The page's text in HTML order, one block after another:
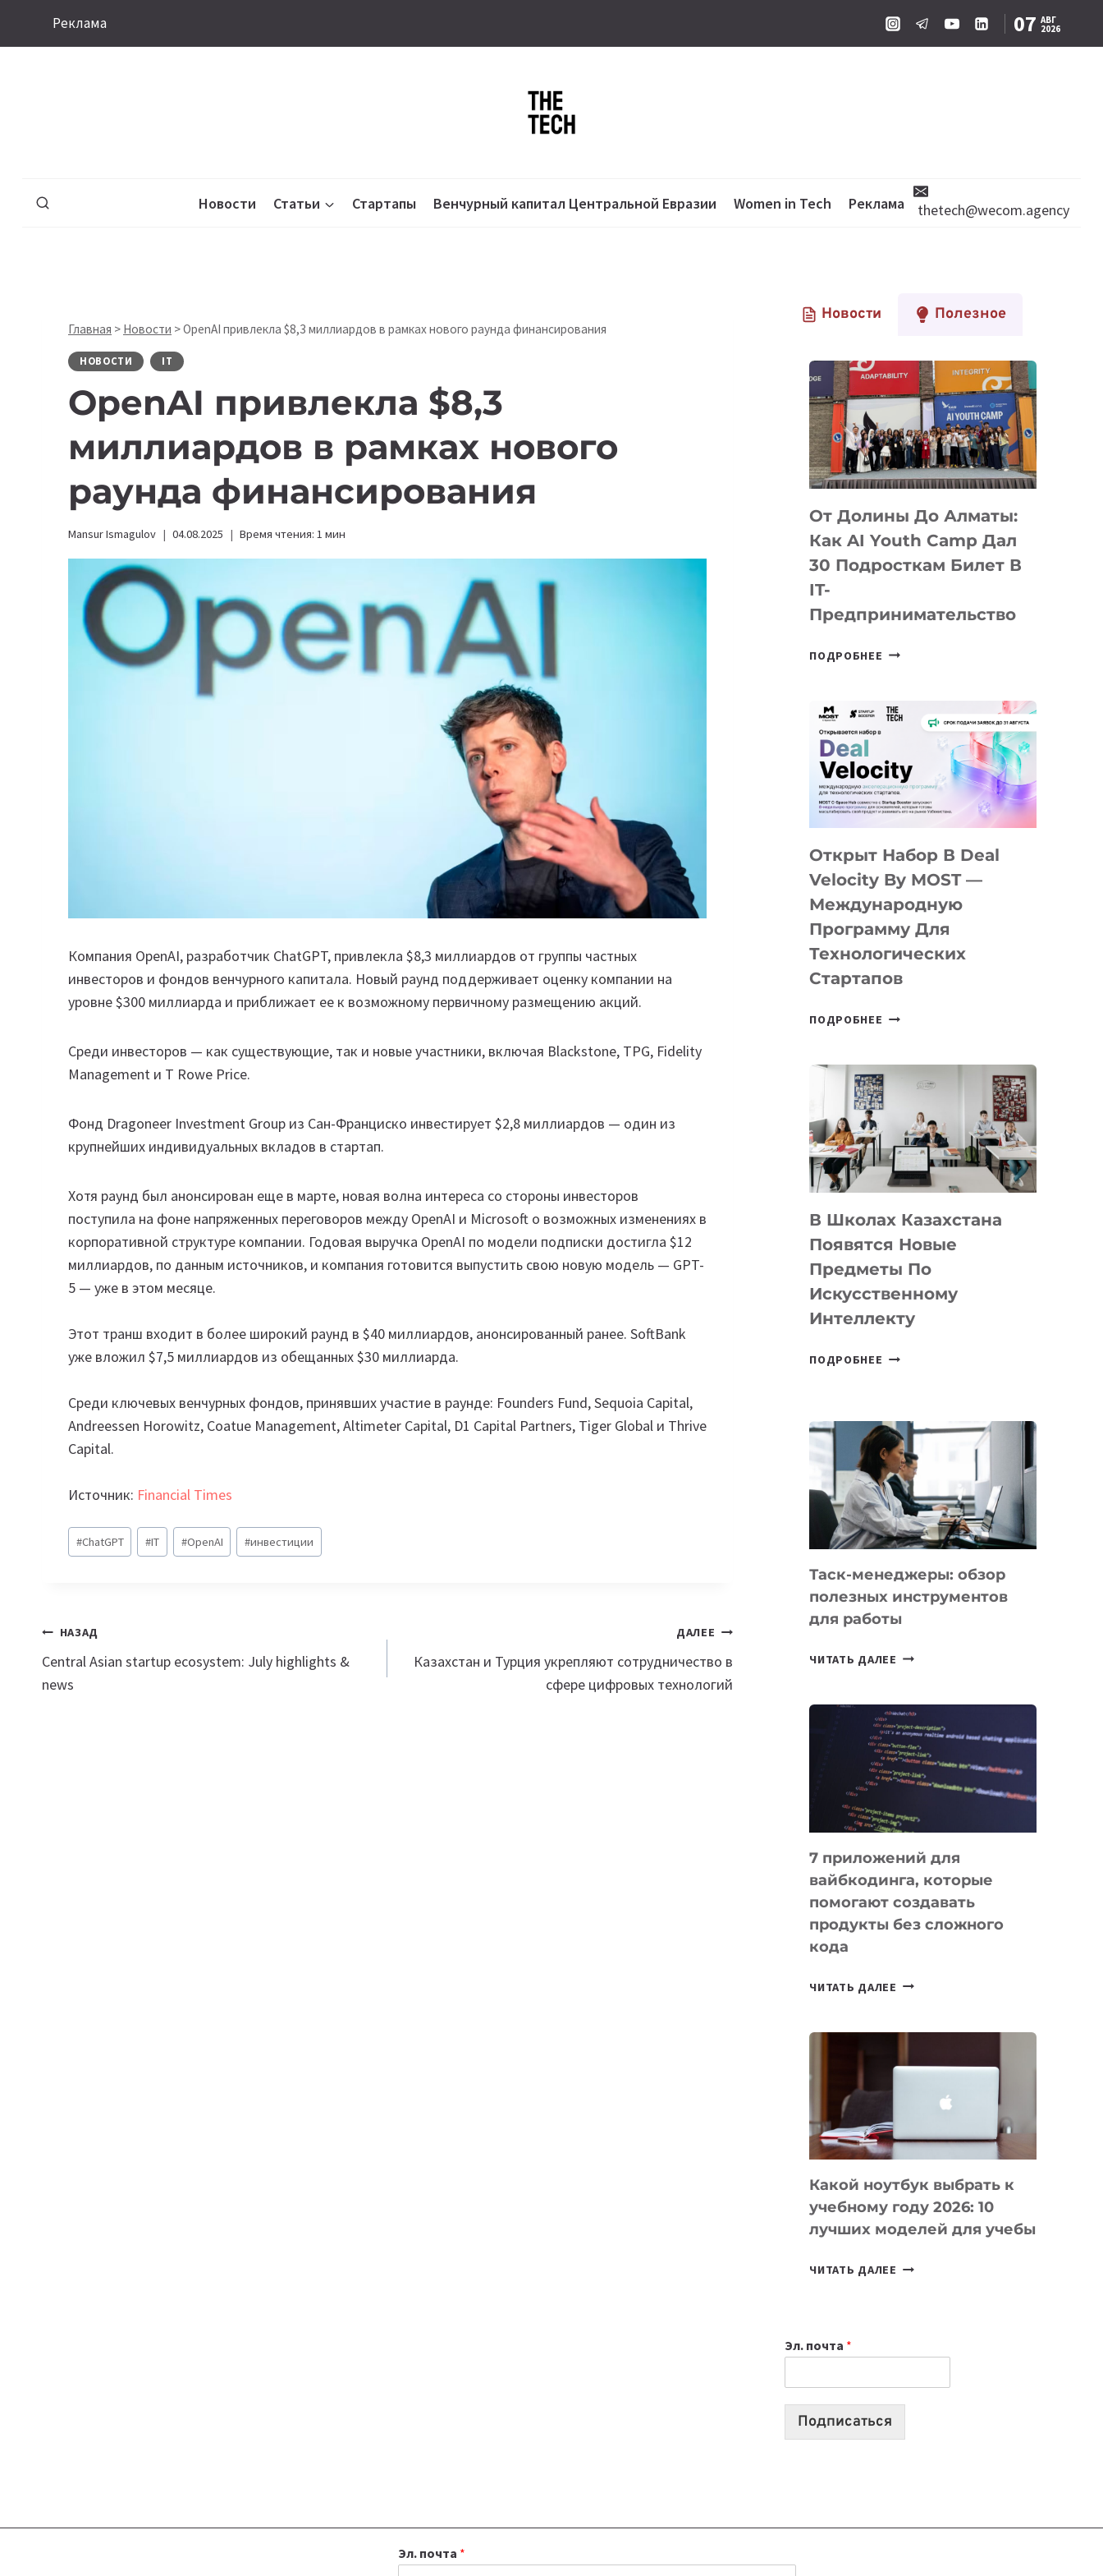
Реклама 07 АВГ
2026
Новости Статьи Стартапы Венчурный капитал Центральной Евразии Women in Tech Реклама thetech@wecom.agency
Главная > Новости >OpenAI привлекла $8,3 миллиардов в рамках нового раунда финансирования
НОВОСТИ IT
OpenAI привлекла $8,3
миллиардов в рамках нового
раунда финансирования
Mansur Ismagulov 04.08.2025 Время чтения: 1 мин
Компания OpenAI, разработчик ChatGPT, привлекла $8,3 миллиардов от группы частных
инвесторов и фондов венчурного капитала. Новый раунд поддерживает оценку компании на
уровне $300 миллиарда и приближает ее к возможному первичному размещению акций.
Среди инвесторов — как существующие, так и новые участники, включая Blackstone, TPG, Fidelity
Management и T Rowe Price.
Фонд Dragoneer Investment Group из Сан-Франциско инвестирует $2,8 миллиардов — один из
крупнейших индивидуальных вкладов в стартап.
Хотя раунд был анонсирован еще в марте, новая волна интереса со стороны инвесторов
поступила на фоне напряженных переговоров между OpenAI и Microsoft о возможных изменениях в
корпоративной структуре компании. Годовая выручка OpenAI по модели подписки достигла $12
миллиардов, по данным источников, и компания готовится выпустить свою новую модель — GPT-
5 — уже в этом месяце.
Этот транш входит в более широкий раунд в $40 миллиардов, анонсированный ранее. SoftBank
уже вложил $7,5 миллиардов из обещанных $30 миллиарда.
Среди ключевых венчурных фондов, принявших участие в раунде: Founders Fund, Sequoia Capital,
Andreessen Horowitz, Coatue Management, Altimeter Capital, D1 Capital Partners, Tiger Global и Thrive
Capital.
Источник: Financial Times
Метки
записи:
#ChatGPT #IT #OpenAI #инвестиции
Навигация
по
НАЗАД
Central Asian startup ecosystem: July highlights &
news
ДАЛЕЕ
Казахстан и Турция укрепляют сотрудничество в
сфере цифровых технологий
Новости Полезное
От Долины До Алматы:
Как AI Youth Camp Дал
30 Подросткам Билет В
IT-
Предпринимательство
ПОДРОБНЕЕ ОТ
АЛМАТЫ:
YOUTH
CAMP
ДАЛ
ПОДРОСТКАМ
БИЛЕТ
IT-
ПРЕДПРИНИМАТЕЛЬСТВО
Открыт Набор В Deal
Velocity By MOST —
Международную
Программу Для
Технологических
Стартапов
ПОДРОБНЕЕ ОТКРЫТ
DEAL
VELOCITY
MOST
—
МЕЖДУНАРОДНУЮ
ДЛЯ
ТЕХНОЛОГИЧЕСКИХ
СТАРТАПОВ
В Школах Казахстана
Появятся Новые
Предметы По
Искусственному
Интеллекту
ПОДРОБНЕЕ
НОВЫЕ
ПРЕДМЕТЫ
ПО
ИСКУССТВЕННОМУ
ИНТЕЛЛЕКТУ
Таск-менеджеры: обзор
полезных инструментов
для работы
ЧИТАТЬ ДАЛЕЕ ТАСК-
ПОЛЕЗНЫХ
ИНСТРУМЕНТОВ
ДЛЯ
РАБОТЫ
7 приложений для
вайбкодинга, которые
помогают создавать
продукты без сложного
кода
ЧИТАТЬ ДАЛЕЕ
КОТОРЫЕ
СОЗДАВАТЬ
БЕЗ
КОДА
Какой ноутбук выбрать к
учебному году 2026: 10
лучших моделей для учебы
ЧИТАТЬ ДАЛЕЕ КАКОЙ
2026:
10
Эл. почта *
Подписаться
Эл. почта *